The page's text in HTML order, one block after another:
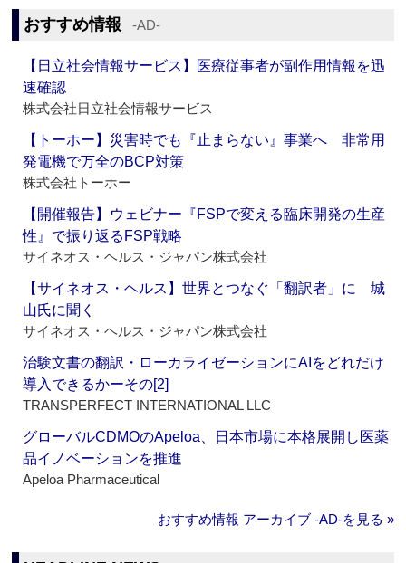
おすすめ情報 ‐AD‐
【日立社会情報サービス】医療従事者が副作用情報を迅
速確認
株式会社日立社会情報サービス
【トーホー】災害時でも『止まらない』事業へ 非常用
発電機で万全のBCP対策
株式会社トーホー
【開催報告】ウェビナー『FSPで変える臨床開発の生産
性』で振り返るFSP戦略
サイネオス・ヘルス・ジャパン株式会社
【サイネオス・ヘルス】世界とつなぐ「翻訳者」に 城
山氏に聞く
サイネオス・ヘルス・ジャパン株式会社
治験文書の翻訳・ローカライゼーションにAIをどれだけ
導入できるかーその[2]
TRANSPERFECT INTERNATIONAL LLC
グローバルCDMOのApeloa、日本市場に本格展開し医薬
品イノベーションを推進
Apeloa Pharmaceutical
おすすめ情報 アーカイブ ‐AD‐を見る »